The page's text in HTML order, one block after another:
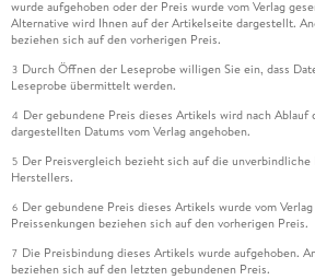
wurde aufgehoben oder der Preis wurde vom Verlag
Alternative wird Ihnen auf der Artikelseite dargestellt.
beziehen sich auf den vorherigen Preis.
3 Durch Öffnen der Leseprobe willigen Sie ein, dass
Leseprobe übermittelt werden.
4 Der gebundene Preis dieses Artikels wird nach
dargestellten Datums vom Verlag angehoben.
5 Der Preisvergleich bezieht sich auf die
Herstellers.
6 Der gebundene Preis dieses Artikels wurde vom
Preissenkungen beziehen sich auf den vorherigen Preis.
7 Die Preisbindung dieses Artikels wurde aufgehoben.
beziehen sich auf den letzten gebundenen Preis.